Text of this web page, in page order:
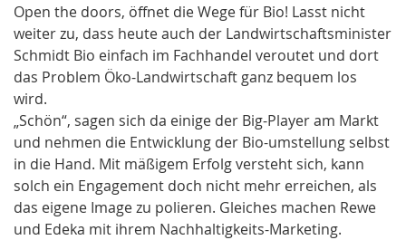
Open the doors, öffnet die Wege für Bio! Lasst nicht
weiter zu, dass heute auch der Landwirtschaftsminister
Schmidt Bio einfach im Fachhandel veroutet und dort
das Problem Öko-Landwirtschaft ganz bequem los
wird.
„Schön“, sagen sich da einige der Big-Player am Markt
und nehmen die Entwicklung der Bio-umstellung selbst
in die Hand. Mit mäßigem Erfolg versteht sich, kann
solch ein Engagement doch nicht mehr erreichen, als
das eigene Image zu polieren. Gleiches machen Rewe
und Edeka mit ihrem Nachhaltigkeits-Marketing.